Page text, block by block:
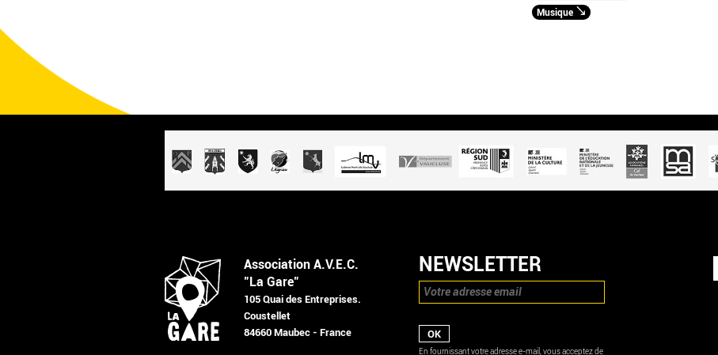
Musique
Association A.V.E.C.
"La Gare"
105 Quai des Entreprises.
Coustellet
84660 Maubec - France
NEWSLETTER
En fournissant votre adresse e-mail, vous acceptez de